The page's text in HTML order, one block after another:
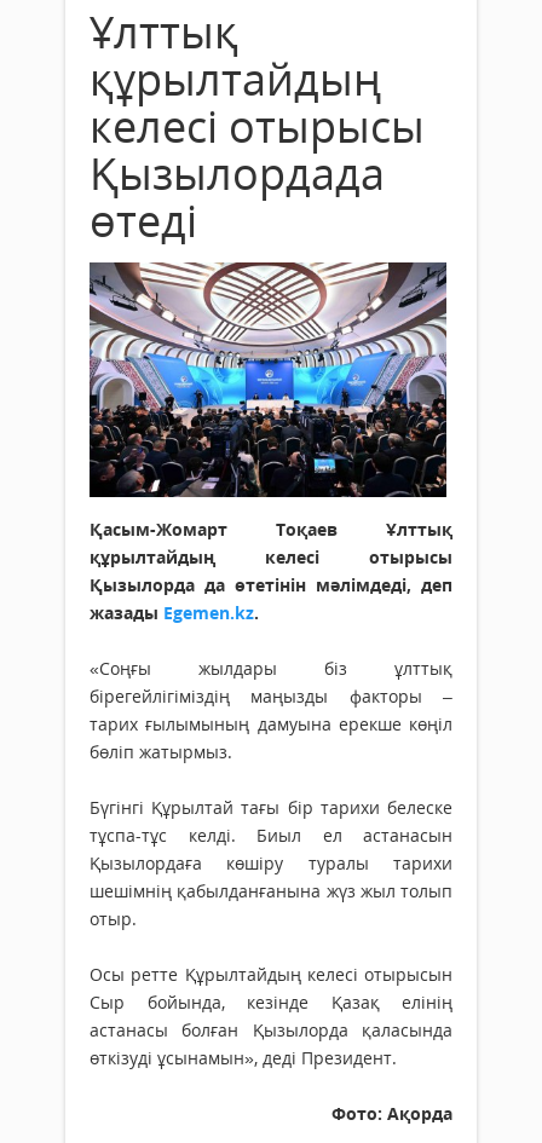
Ұлттық
құрылтайдың
келесі отырысы
Қызылордада
өтеді
Қасым-Жомарт Тоқаев Ұлттық
құрылтайдың келесі отырысы
Қызылорда да өтетінін мәлімдеді, деп
жазады Egemen.kz.
«Соңғы жылдары біз ұлттық
бірегейлігіміздің маңызды факторы –
тарих ғылымының дамуына ерекше көңіл
бөліп жатырмыз.
Бүгінгі Құрылтай тағы бір тарихи белеске
тұспа-тұс келді. Биыл ел астанасын
Қызылордаға көшіру туралы тарихи
шешімнің қабылданғанына жүз жыл толып
отыр.
Осы ретте Құрылтайдың келесі отырысын
Сыр бойында, кезінде Қазақ елінің
астанасы болған Қызылорда қаласында
өткізуді ұсынамын», деді Президент.
Фото: Ақорда